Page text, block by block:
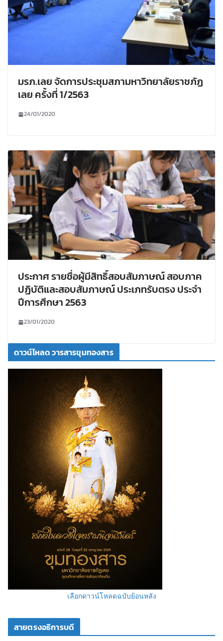
มรภ.เลย จัดการประชุมสภามหาวิทยาลัยราชภัฏ
เลย ครั้งที่ 1/2563
24/01/2020
ประกาศ รายชื่อผู้มีสิทธิ์สอบสัมภาษณ์ สอบภาค
ปฏิบัติและสอบสัมภาษณ์ ประเภทรับตรง ประจำ
ปีการศึกษา 2563
23/01/2020
ดาวน์โหลด วารสารขุมทองสาร
เลือกดาวน์โหลดฉบับย้อนหลัง
สายตรงอธิการบดี